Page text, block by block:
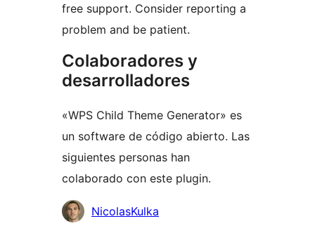
free support. Consider reporting a
problem and be patient.
Colaboradores y
desarrolladores
«WPS Child Theme Generator» es
un software de código abierto. Las
siguientes personas han
colaborado con este plugin.
Colaboradores
NicolasKulka